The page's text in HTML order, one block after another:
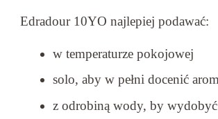
Edradour 10YO najlepiej podawać:
w temperaturze pokojowej
solo, aby w pełni docenić
z odrobiną wody, by